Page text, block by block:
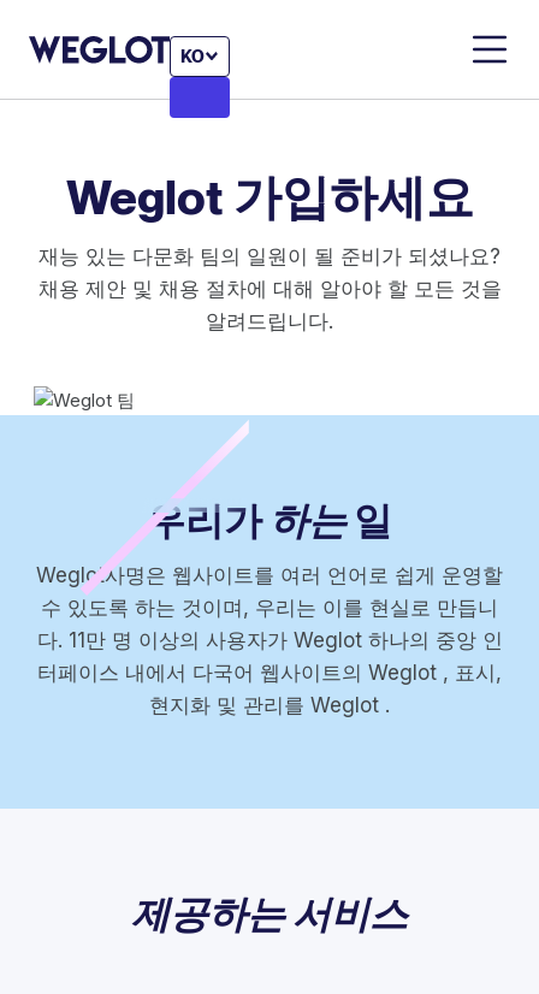
KO
Weglot 가입하세요
재능 있는 다문화 팀의 일원이 될 준비가 되셨나요?
채용 제안 및 채용 절차에 대해 알아야 할 모든 것을
알려드립니다.
우리가 하는일
Weglot사명은 웹사이트를 여러 언어로 쉽게 운영할
수 있도록 하는 것이며, 우리는 이를 현실로 만듭니
다. 11만 명 이상의 사용자가 Weglot 하나의 중앙 인
터페이스 내에서 다국어 웹사이트의 Weglot , 표시,
현지화 및 관리를 Weglot .
제공하는 서비스